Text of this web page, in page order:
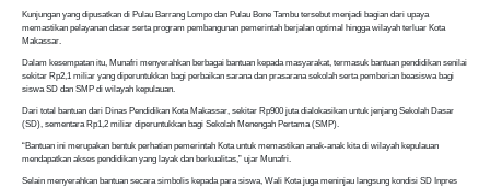
Kunjungan yang dipusatkan di Pulau Barrang Lompo dan Pulau Bone Tambu tersebut menjadi bagian dari upaya
memastikan pelayanan dasar serta program pembangunan pemerintah berjalan optimal hingga wilayah terluar Kota
Makassar.
Dalam kesempatan itu, Munafri menyerahkan berbagai bantuan kepada masyarakat, termasuk bantuan pendidikan senilai
sekitar Rp2,1 miliar yang diperuntukkan bagi perbaikan sarana dan prasarana sekolah serta pemberian beasiswa bagi
siswa SD dan SMP di wilayah kepulauan.
Dari total bantuan dari Dinas Pendidikan Kota Makassar, sekitar Rp900 juta dialokasikan untuk jenjang Sekolah Dasar
(SD), sementara Rp1,2 miliar diperuntukkan bagi Sekolah Menengah Pertama (SMP).
“Bantuan ini merupakan bentuk perhatian pemerintah Kota untuk memastikan anak-anak kita di wilayah kepulauan
mendapatkan akses pendidikan yang layak dan berkualitas,” ujar Munafri.
Selain menyerahkan bantuan secara simbolis kepada para siswa, Wali Kota juga meninjau langsung kondisi SD Inpres